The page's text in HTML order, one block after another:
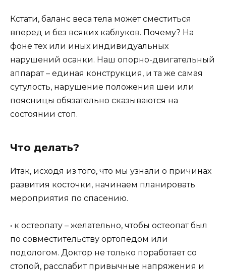
Кстати, баланс веса тела может сместиться
вперед и без всяких каблуков. Почему? На
фоне тех или иных индивидуальных
нарушений осанки. Наш опорно-двигательный
аппарат – единая конструкция, и та же самая
сутулость, нарушение положения шеи или
поясницы обязательно сказываются на
состоянии стоп.
Что делать?
Итак, исходя из того, что мы узнали о причинах
развития косточки, начинаем планировать
мероприятия по спасению.
• к остеопату – желательно, чтобы остеопат был
по совместительству ортопедом или
подологом. Доктор не только поработает со
стопой, расслабит привычные напряжения и